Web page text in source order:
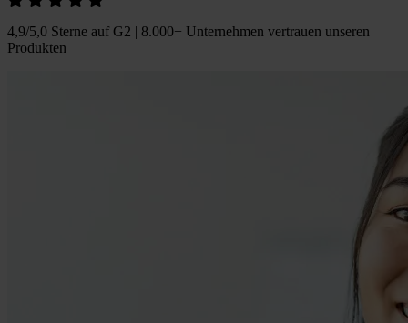
4,9/5,0 Sterne auf G2 | 8.000+ Unternehmen vertrauen unseren
Produkten